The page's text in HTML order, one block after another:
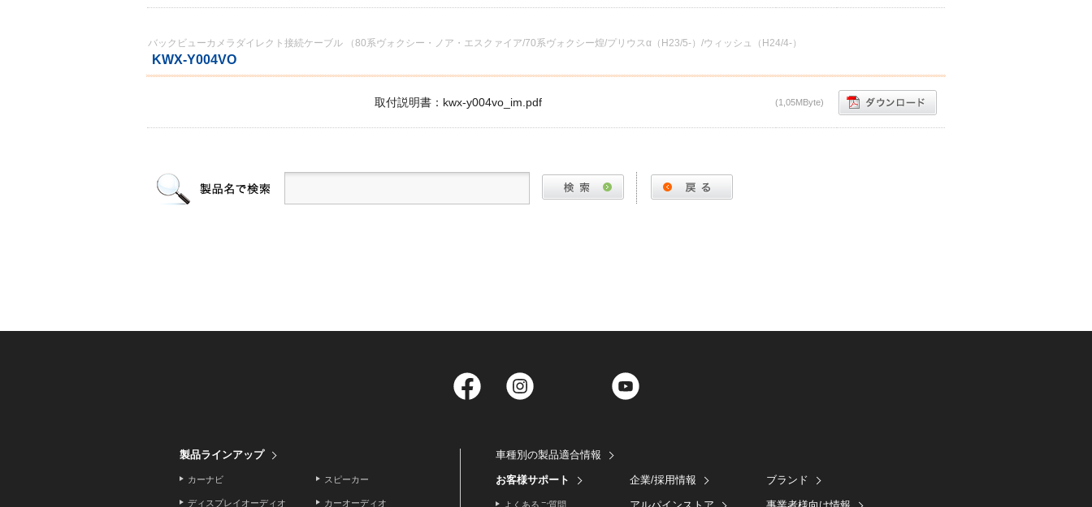
バックビューカメラダイレクト接続ケーブル （80系ヴォクシー・ノア・エスクァイア/70系ヴォクシー煌/プリウスα（H23/5-）/ウィッシュ（H24/4-）
KWX-Y004VO
取付説明書：kwx-y004vo_im.pdf (1,05MByte)
Facebook Twitter
製品ラインアップ
カーナビ
ディスプレイオーディオ
スピーカー
カーオーディオ
車種別の製品適合情報
お客様サポート
よくあるご質問
企業/採用情報 ブランド